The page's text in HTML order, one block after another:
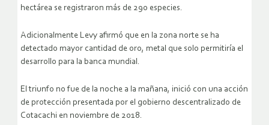
hectárea se registraron más de 290 especies.
Adicionalmente Levy afirmó que en la zona norte se ha
detectado mayor cantidad de oro, metal que solo permitiría el
desarrollo para la banca mundial.
El triunfo no fue de la noche a la mañana, inició con una acción
de protección presentada por el gobierno descentralizado de
Cotacachi en noviembre de 2018.